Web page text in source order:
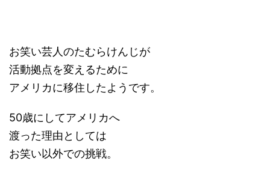
お笑い芸人のたむらけんじが
活動拠点を変えるために
アメリカに移住したようです。
50歳にしてアメリカへ
渡った理由としては
お笑い以外での挑戦。